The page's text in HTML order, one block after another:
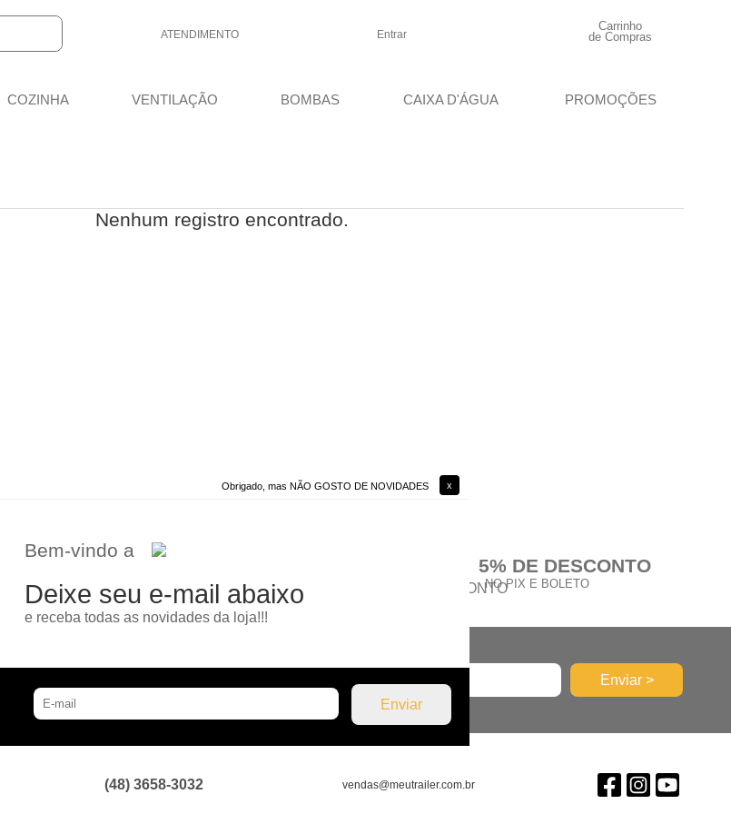
Obrigado, mas NÃO GOSTO DE NOVIDADES
Bem-vindo a
Deixe seu e-mail abaixo
e receba todas as novidades da loja!!!
ATENDIMENTO
(48) 3658-3032
Entrar
Carrinho
de Compras
COZINHA VENTILAÇÃO BOMBAS CAIXA D'ÁGUA PROMOÇÕES
Nenhum registro encontrado.
NOSSA
GRÁTIS NO CARTÃO DE CRÉDITO
5% DE DESCONTO
NO PIX E BOLETO
(48) 3658-3032 vendas@meutrailer.com.br